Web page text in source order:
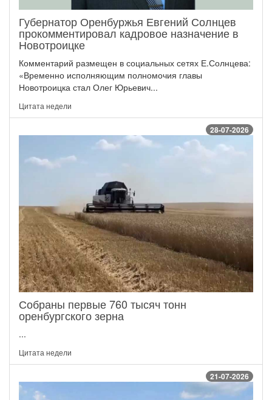
Губернатор Оренбуржья Евгений Солнцев
прокомментировал кадровое назначение в
Новотроицке
Комментарий размещен в социальных сетях Е.Солнцева:
«Временно исполняющим полномочия главы
Новотроицка стал Олег Юрьевич...
Цитата недели
28-07-2026
Собраны первые 760 тысяч тонн
оренбургского зерна
...
Цитата недели
21-07-2026